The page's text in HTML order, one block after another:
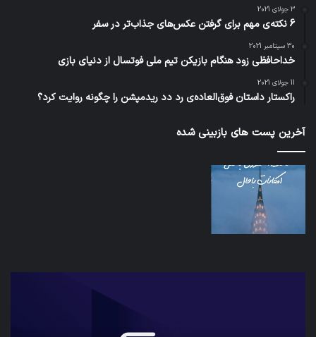
3 جولای 2021
6 نکته‌ی مهم برای گرفتن عکس‌های جذاب‌تر در سفر
30 سپتامبر 2021
خداحافظی زود هنگام بازیکن تیم ملی فوتسال از دنیای بازی
11 جولای 2021
راکستار داستان فوق‌العاده‌ی رد دد ریدمپشن را چگونه روایت کرد؟
آخرین پست های بازبینی شده